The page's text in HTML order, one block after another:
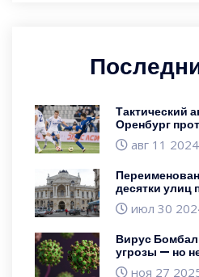
Тактический
Оренбург
решило исход
авг 11 2024
десятки улиц
названия
июл 30
Вирус
угрозы — но
экспертов
ноя 27